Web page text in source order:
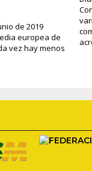
de 2019
europea de
vez hay menos